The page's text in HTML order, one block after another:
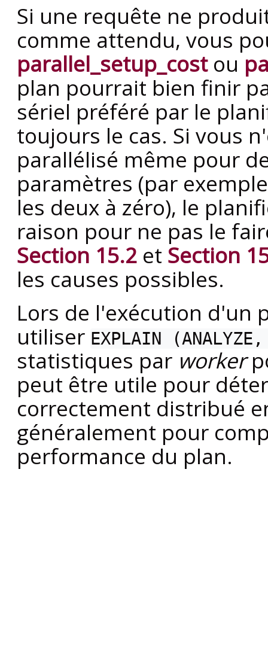
Si une requête ne
comme attendu, vous
parallel_setup_costou
plan pourrait bien finir
sériel préféré par le
toujours le cas. Si vous
parallélisé même pour
paramètres (par
les deux à zéro), le
raison pour ne pas le
Section 15.2 et Section
les causes possibles.
Lors de l'exécution d'un
utiliser EXPLAIN (ANALYZE,
statistiques par worker
peut être utile pour
correctement distribué
généralement pour
performance du plan.